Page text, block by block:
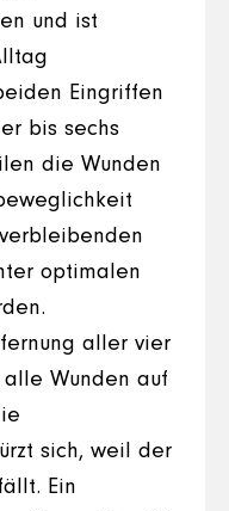
und ist
Eingriffen
bis sechs
die Wunden
optimalen
aller vier
Wunden auf
sich, weil der
Ein